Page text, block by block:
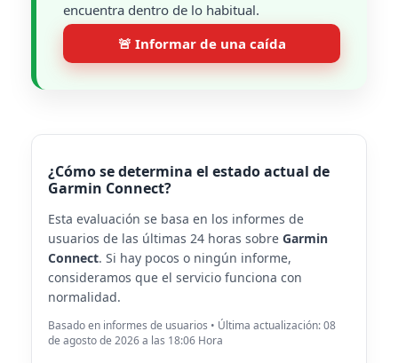
encuentra dentro de lo habitual.
🚨 Informar de una caída
¿Cómo se determina el estado actual de
Garmin Connect?
Esta evaluación se basa en los informes de
usuarios de las últimas 24 horas sobre Garmin
Connect. Si hay pocos o ningún informe,
consideramos que el servicio funciona con
normalidad.
Basado en informes de usuarios • Última actualización: 08
de agosto de 2026 a las 18:06 Hora